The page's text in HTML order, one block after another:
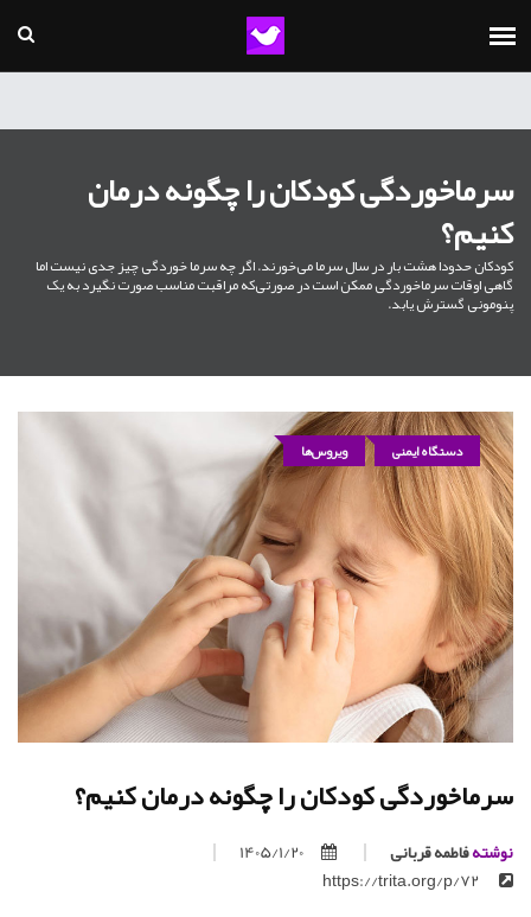
سرماخوردگی کودکان را چگونه درمان
کنیم؟
کودکان حدودا هشت بار در سال سرما می‌خورند. اگر چه سرما خوردگی چیز جدی نیست اما
گاهی اوقات سرماخوردگی ممکن است در صورتی‌که مراقبت مناسب صورت نگیرد به یک
پنومونی گسترش یابد.
دستگاه ایمنی ویروس‌ها
سرماخوردگی کودکان را چگونه درمان کنیم؟
نوشتهفاطمه قربانی
1405/1/20